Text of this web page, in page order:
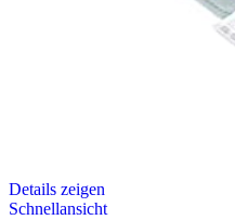
Details zeigen
Schnellansicht